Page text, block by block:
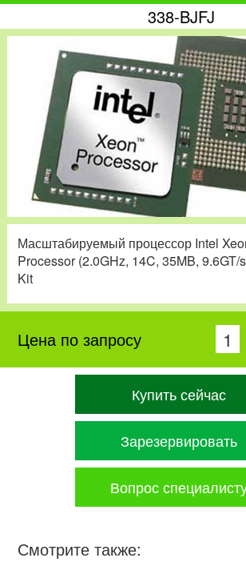
338-BJFJ
Масштабируемый процессор Intel
Processor (2.0GHz, 14C, 35MB, 9.6GT/
Kit
Цена по запросу
Купить сейчас
Зарезервировать
Вопрос
Смотрите также: